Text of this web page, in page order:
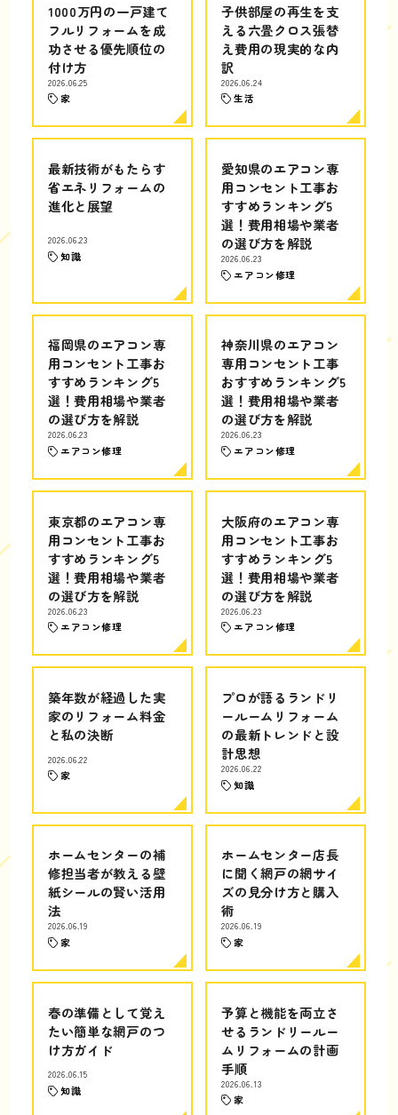
1000万円の一戸建て
フルリフォームを成
功させる優先順位の
付け方
2026.06.25
家
子供部屋の再生を支
える六畳クロス張替
え費用の現実的な内
訳
2026.06.24
生活
最新技術がもたらす
省エネリフォームの
進化と展望
2026.06.23
知識
愛知県のエアコン専
用コンセント工事お
すすめランキング5
選！費用相場や業者
の選び方を解説
2026.06.23
エアコン修理
福岡県のエアコン専
用コンセント工事お
すすめランキング5
選！費用相場や業者
の選び方を解説
2026.06.23
エアコン修理
神奈川県のエアコン
専用コンセント工事
おすすめランキング5
選！費用相場や業者
の選び方を解説
2026.06.23
エアコン修理
東京都のエアコン専
用コンセント工事お
すすめランキング5
選！費用相場や業者
の選び方を解説
2026.06.23
エアコン修理
大阪府のエアコン専
用コンセント工事お
すすめランキング5
選！費用相場や業者
の選び方を解説
2026.06.23
エアコン修理
築年数が経過した実
家のリフォーム料金
と私の決断
2026.06.22
家
プロが語るランドリ
ールームリフォーム
の最新トレンドと設
計思想
2026.06.22
知識
ホームセンターの補
修担当者が教える壁
紙シールの賢い活用
法
2026.06.19
家
ホームセンター店長
に聞く網戸の網サイ
ズの見分け方と購入
術
2026.06.19
家
春の準備として覚え
たい簡単な網戸のつ
け方ガイド
2026.06.15
知識
予算と機能を両立さ
せるランドリールー
ムリフォームの計画
手順
2026.06.13
家